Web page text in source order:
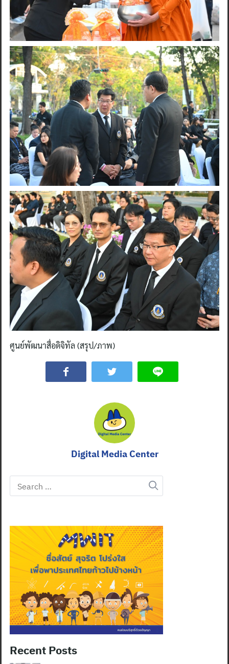
Search
for:
ศูนย์พัฒนาสื่อดิจิทัล (สรุป/ภาพ)
Digital Media Center
Search
for:
Recent Posts